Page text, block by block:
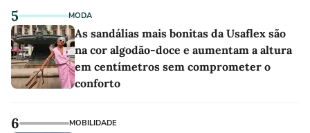
5 MODA
As sandálias mais bonitas da Usaflex são
na cor algodão-doce e aumentam a altura
em centímetros sem comprometer o
conforto
6 MOBILIDADE